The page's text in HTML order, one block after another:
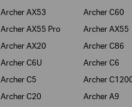
ISPs
Archer AX53 Archer C60
Archer AX55 Pro
Archer AX55
Archer AX20
Archer C86
Archer C6U
Archer C6
Archer C5
Archer
Archer C20
Archer A9